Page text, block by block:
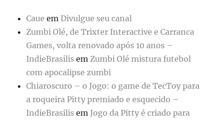
Caue emDivulgue seu canal
Zumbi Olé, de Trixter Interactive e Carranca
Games, volta renovado após 10 anos –
IndieBrasilis emZumbi Olé mistura futebol
com apocalipse zumbi
Chiaroscuro – o Jogo: o game de TecToy para
a roqueira Pitty premiado e esquecido –
IndieBrasilis em Jogo da Pitty é criado para